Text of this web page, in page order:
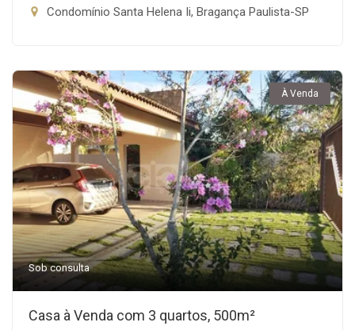
Condomínio Santa Helena Ii, Bragança Paulista-SP
À Venda
Sob consulta
Casa à Venda com 3 quartos, 500m²